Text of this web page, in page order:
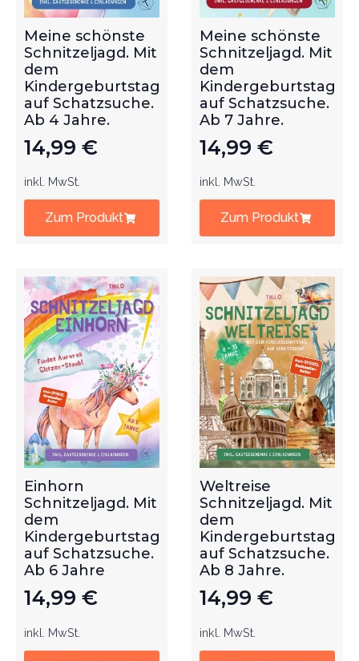
Meine schönste
Schnitzeljagd. Mit
dem
Kindergeburtstag
auf Schatzsuche.
Ab 4 Jahre.
14,99 €
inkl. MwSt.
Zum Produkt
Meine schönste
Schnitzeljagd. Mit
dem
Kindergeburtstag
auf Schatzsuche.
Ab 7 Jahre.
14,99 €
inkl. MwSt.
Zum Produkt
Einhorn
Schnitzeljagd. Mit
dem
Kindergeburtstag
auf Schatzsuche.
Ab 6 Jahre
14,99 €
inkl. MwSt.
Weltreise
Schnitzeljagd. Mit
dem
Kindergeburtstag
auf Schatzsuche.
Ab 8 Jahre.
14,99 €
inkl. MwSt.